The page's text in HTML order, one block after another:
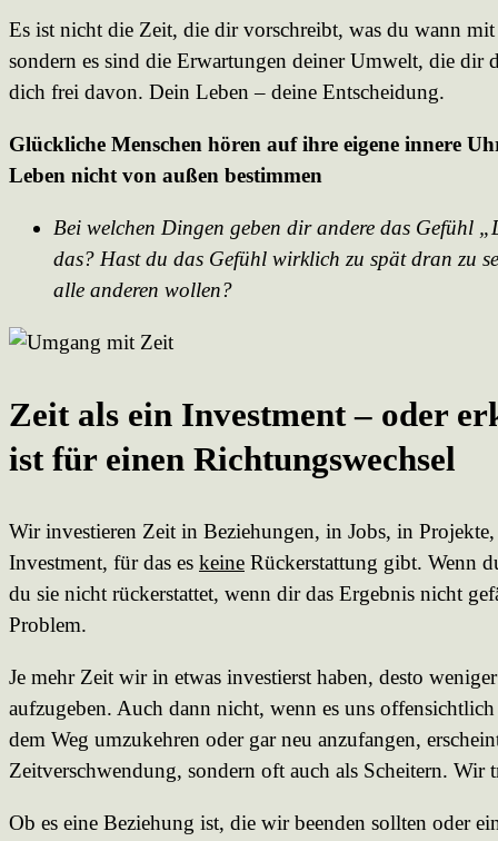
Es ist nicht die Zeit, die dir vorschreibt, was du wann mit
sondern es sind die Erwartungen deiner Umwelt, die dir
dich frei davon. Dein Leben – deine Entscheidung.
Glückliche Menschen hören auf ihre eigene innere
Leben nicht von außen bestimmen
Bei welchen Dingen geben dir andere das Gefühl
das? Hast du das Gefühl wirklich zu spät dran zu
alle anderen wollen?
Zeit als ein Investment – oder
ist für einen Richtungswechsel
Wir investieren Zeit in Beziehungen, in Jobs, in
Investment, für das es keine Rückerstattung gibt. Wenn
du sie nicht rückerstattet, wenn dir das Ergebnis nicht
Problem.
Je mehr Zeit wir in etwas investierst haben, desto
aufzugeben. Auch dann nicht, wenn es uns
dem Weg umzukehren oder gar neu anzufangen,
Zeitverschwendung, sondern oft auch als Scheitern. Wir
Ob es eine Beziehung ist, die wir beenden sollten oder